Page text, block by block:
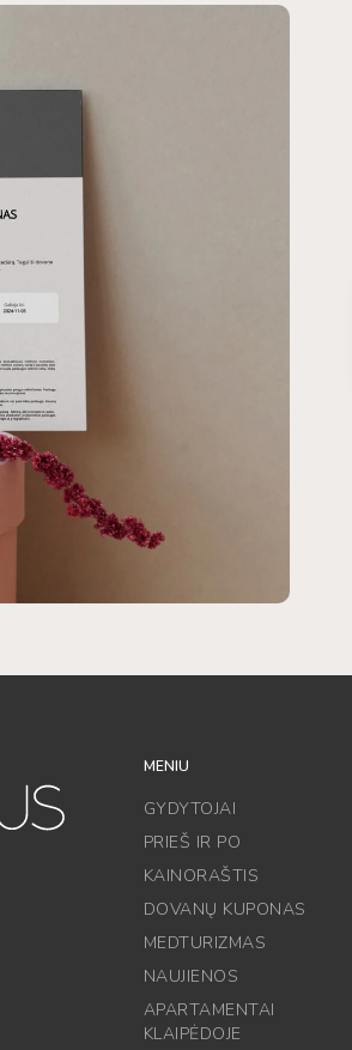
MENIU
GYDYTOJAI
PRIEŠ IR PO
KAINORAŠTIS
DOVANŲ KUPONAS
MEDTURIZMAS
NAUJIENOS
APARTAMENTAI
KLAIPĖDOJE